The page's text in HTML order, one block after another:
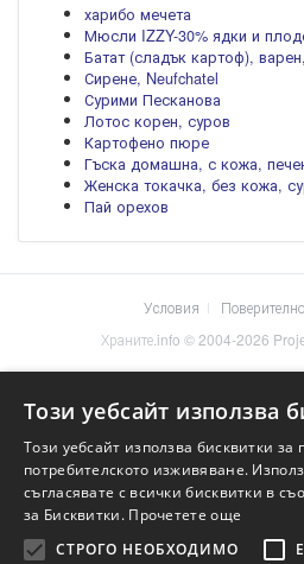
харибо мечета
Мюсли IZZY-30% ядки и
Батат (сладък картоф),
Сирене, Neufchatel
Сурими Песканова
Лотос корен, суров
Картофено пюре
Гъска домашна, с кожа,
Женска токачка, без кожа,
Пай орехов
Условия
Храните.info © 2004-2026
Този уебсайт използва
Този уебсайт използва бисквитки за
потребителското изживяване.
съгласявате с всички бисквитки в
за Бисквитки. Прочетете още
СТРОГО НЕОБХОДИМО